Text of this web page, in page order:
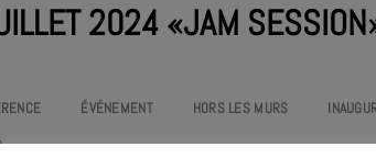
2024 «JAM
ÉVÉNEMENT HORS LES MURS